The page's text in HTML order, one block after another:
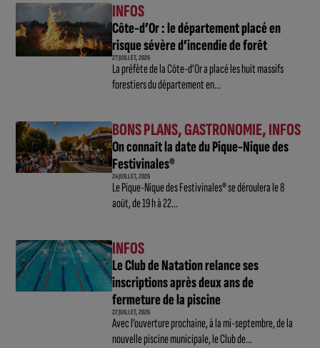
INFOS
Côte-d’Or : le département placé en
risque sévère d’incendie de forêt
27 JUILLET, 2026
La préfète de la Côte-d’Or a placé les huit massifs
forestiers du département en...
BONS PLANS,GASTRONOMIE,INFOS
On connaît la date du Pique-Nique des
Festivinales®
24 JUILLET, 2026
Le Pique-Nique des Festivinales® se déroulera le 8
août, de 19 h à 22...
INFOS
Le Club de Natation relance ses
inscriptions après deux ans de
fermeture de la piscine
22 JUILLET, 2026
Avec l’ouverture prochaine, à la mi-septembre, de la
nouvelle piscine municipale, le Club de...